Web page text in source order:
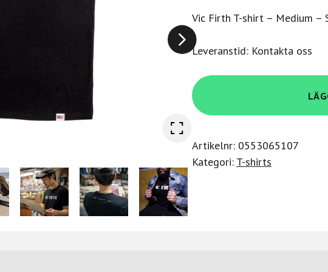
Vic Firth T-shirt – Medium –
Leveranstid: Kontakta oss
Vic
Firth
Cl
Shirt
M
Artikelnr: 0553065107
Kategori: T-shirts